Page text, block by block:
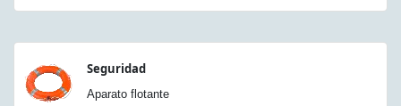
Seguridad
Aparato flotante